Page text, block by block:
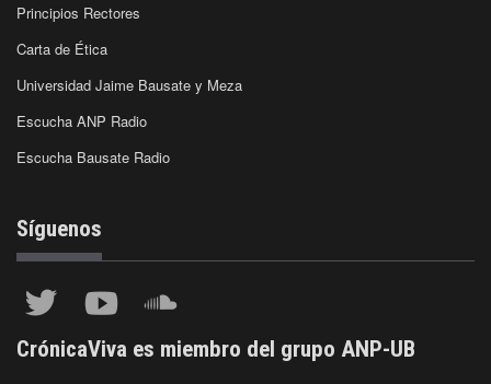
Principios Rectores
Carta de Ética
Universidad Jaime Bausate y Meza
Escucha ANP Radio
Escucha Bausate Radio
Síguenos
CrónicaViva es miembro del grupo ANP-UB